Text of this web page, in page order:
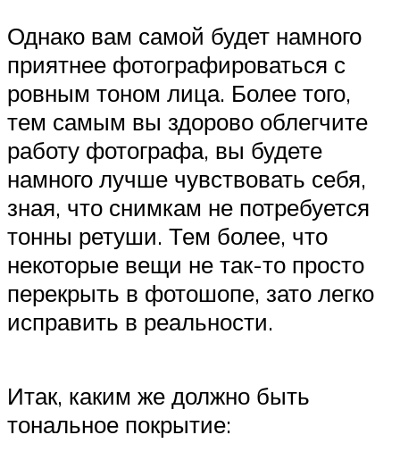
Однако вам самой будет намного
приятнее фотографироваться с
ровным тоном лица. Более того,
тем самым вы здорово облегчите
работу фотографа, вы будете
намного лучше чувствовать себя,
зная, что снимкам не потребуется
тонны ретуши. Тем более, что
некоторые вещи не так-то просто
перекрыть в фотошопе, зато легко
исправить в реальности.
Итак, каким же должно быть
тональное покрытие: